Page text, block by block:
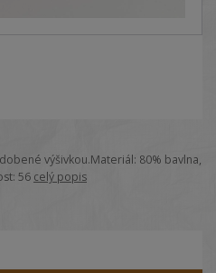
výšivkou.Materiál: 80% bavlna,
56 celý popis